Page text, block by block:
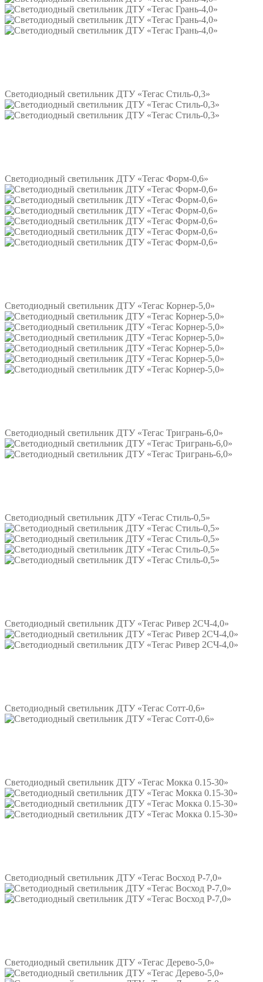
Светодиодный светильник ДТУ «Тегас Стиль-0,3»
Светодиодный светильник ДТУ «Тегас Форм-0,6»
Светодиодный светильник ДТУ «Тегас Корнер-5,0»
Светодиодный светильник ДТУ «Тегас Тригрань-6,0»
Светодиодный светильник ДТУ «Тегас Стиль-0,5»
Светодиодный светильник ДТУ «Тегас Ривер 2СЧ-4,0»
Светодиодный светильник ДТУ «Тегас Сотт-0,6»
Светодиодный светильник ДТУ «Тегас Мокка 0.15-30»
Светодиодный светильник ДТУ «Тегас Восход Р-7,0»
Светодиодный светильник ДТУ «Тегас Дерево-5,0»